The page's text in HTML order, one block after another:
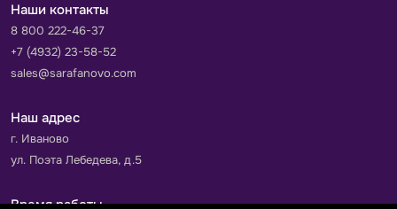
Наши контакты
8 800 222-46-37
+7 (4932) 23-58-52
sales@sarafanovo.com
Наш адрес
г. Иваново
ул. Поэта Лебедева, д.5
Время работы